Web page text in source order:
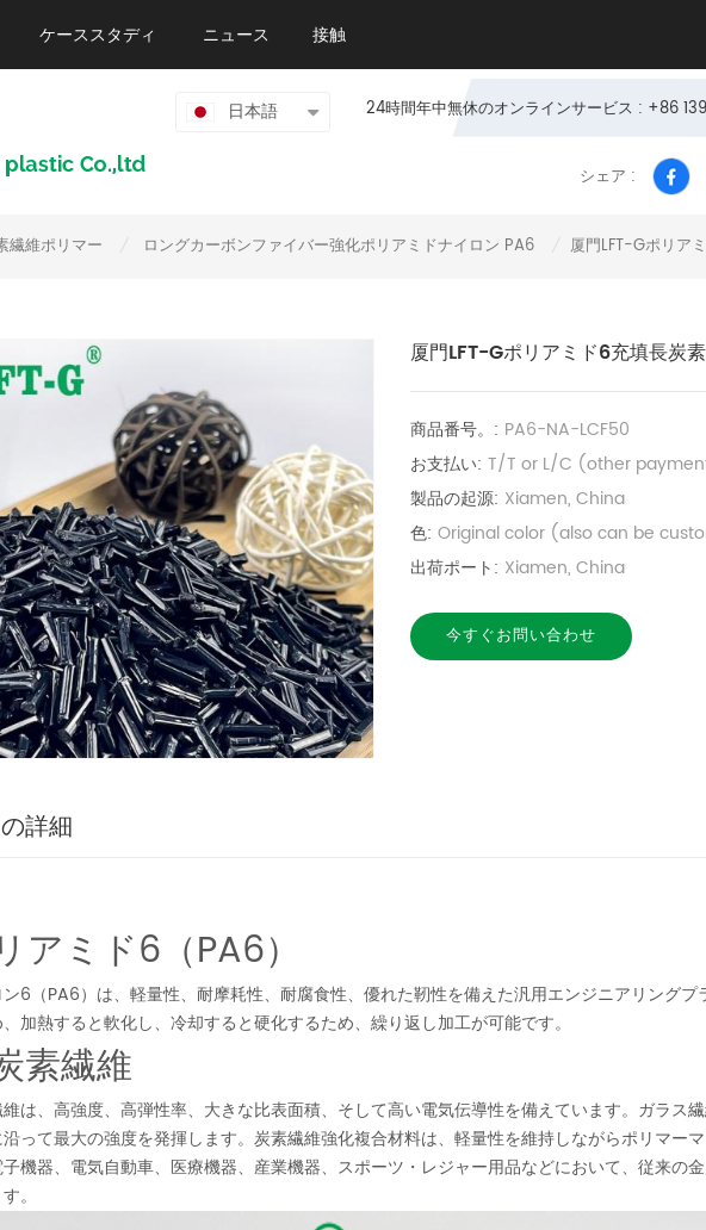
ケーススタディ ニュース 接触
24時間年中無休のオンラインサービス : +86
日本語
シェア :
繊維ポリマー ロングカーボンファイバー強化ポリアミドナイロン PA6 厦門LFT-Gポリア
厦門LFT-Gポリアミド6充填長炭
商品番号。: PA6-NA-LCF50
お支払い: T/T or L/C (other
製品の起源: Xiamen, China
色: Original color (also can be
出荷ポート: Xiamen, China
今すぐお問い合わせ
詳細
アミド6（PA6）
6（PA6）は、軽量性、耐摩耗性、耐腐食性、優れた靭性を備えた汎用エンジニアリング
加熱すると軟化し、冷却すると硬化するため、繰り返し加工が可能です。
素繊維
は、高強度、高弾性率、大きな比表面積、そして高い電気伝導性を備えています。ガラス
って最大の強度を発揮します。炭素繊維強化複合材料は、軽量性を維持しながらポリマー
機器、電気自動車、医療機器、産業機器、スポーツ・レジャー用品などにおいて、従来の
。